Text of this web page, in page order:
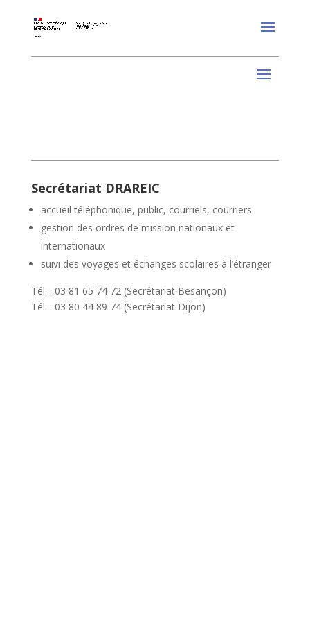
Secrétariat DRAREIC
accueil téléphonique, public, courriels, courriers
gestion des ordres de mission nationaux et
internationaux
suivi des voyages et échanges scolaires à l’étranger
Tél. : 03 81 65 74 72 (Secrétariat Besançon)
Tél. : 03 80 44 89 74 (Secrétariat Dijon)